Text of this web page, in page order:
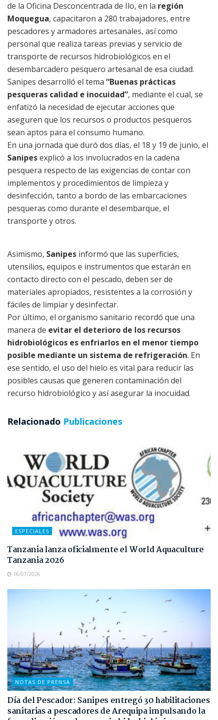
de la Oficina Desconcentrada de Ilo, en la región
Moquegua, capacitaron a 280 trabajadores, entre
pescadores y armadores artesanales, así como
personal que realiza tareas previas y servicio de
transporte de recursos hidrobiológicos en el
desembarcadero pesquero artesanal de esa ciudad.
Sanipes desarrolló el tema “Buenas prácticas
pesqueras calidad e inocuidad”, mediante el cual, se
enfatizó la necesidad de ejecutar acciones que
aseguren que los recursos o productos pesqueros
sean aptos para el consumo humano.
En una jornada que duró dos días, el 18 y 19 de junio, el
Sanipesexplicó a los involucrados en la cadena
pesquera respecto de las exigencias de contar con
implementos y procedimientos de limpieza y
desinfección, tanto a bordo de las embarcaciones
pesqueras como durante el desembarque, el
transporte y otros.
Asimismo, Sanipes informó que las superficies,
utensilios, equipos e instrumentos que estarán en
contacto directo con el pescado, deben ser de
materiales apropiados, resistentes a la corrosión y
fáciles de limpiar y desinfectar.
Por último, el organismo sanitario recordó que una
manera de evitar el deterioro de los recursos
hidrobiológicos es enfriarlos en el menor tiempo
posible mediante un sistema de refrigeración. En
ese sentido, el uso del hielo es vital para reducir las
posibles causas que generen contaminación del
recurso hidrobiológico y así asegurar la inocuidad.
Relacionado Publicaciones
ESPECIALES
Tanzania lanza oficialmente el World Aquaculture
Tanzania 2026
16/07/2026
NOTAS DE PRENSA
Día del Pescador: Sanipes entregó 30 habilitaciones
sanitarias a pescadores de Arequipa impulsando la